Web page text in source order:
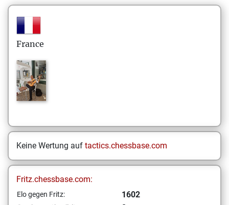
France
Keine Wertung auf tactics.chessbase.com
Fritz.chessbase.com:
Elo gegen Fritz: 1602